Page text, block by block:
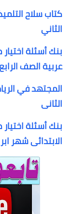
كتاب سلاح
الثاني
بنك أسئلة
عربية الصف
المجتهد في
الثانى
بنك أسئلة
الابتدائى شهر